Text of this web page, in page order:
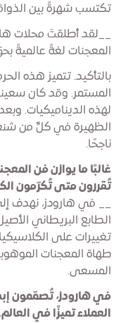
تكتسب شهرةً بين
__لقد أطلقتَ محلات
المعجنات لغةً عالميةً
بالتأكيد. تتميز هذه
المستمر. وقد كان
لهذه الديناميكيات.
الظهيرة في كلٍّ من
ناجحًا.
غالبًا ما يوازن فن
تُقررون متى تُكرّمون
__ في هارودز، نهدف
الطابع البريطاني
تغييرات على
طهاة المعجنات
المسعى.
في هارودز، تُصمّمون
العملاء تميزًا في